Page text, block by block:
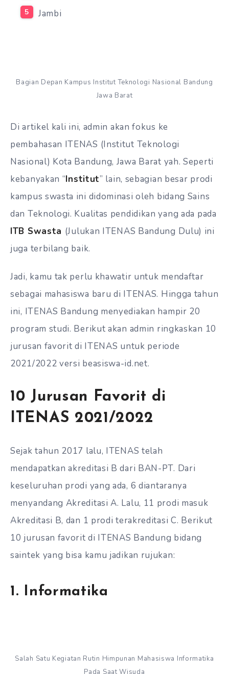
Jambi
Bagian Depan Kampus Institut Teknologi Nasional Bandung
Jawa Barat
Di artikel kali ini, admin akan fokus ke
pembahasan ITENAS (Institut Teknologi
Nasional) Kota Bandung, Jawa Barat yah. Seperti
kebanyakan “Institut” lain, sebagian besar prodi
kampus swasta ini didominasi oleh bidang Sains
dan Teknologi. Kualitas pendidikan yang ada pada
ITB Swasta (Julukan ITENAS Bandung Dulu) ini
juga terbilang baik.
Jadi, kamu tak perlu khawatir untuk mendaftar
sebagai mahasiswa baru di ITENAS. Hingga tahun
ini, ITENAS Bandung menyediakan hampir 20
program studi. Berikut akan admin ringkaskan 10
jurusan favorit di ITENAS untuk periode
2021/2022 versi beasiswa-id.net.
10 Jurusan Favorit di
ITENAS 2021/2022
Sejak tahun 2017 lalu, ITENAS telah
mendapatkan akreditasi B dari BAN-PT. Dari
keseluruhan prodi yang ada, 6 diantaranya
menyandang Akreditasi A. Lalu, 11 prodi masuk
Akreditasi B, dan 1 prodi terakreditasi C. Berikut
10 jurusan favorit di ITENAS Bandung bidang
saintek yang bisa kamu jadikan rujukan:
1. Informatika
Salah Satu Kegiatan Rutin Himpunan Mahasiswa Informatika
Pada Saat Wisuda